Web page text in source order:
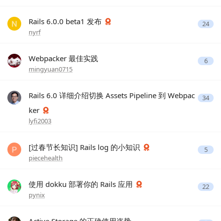
Rails 6.0.0 beta1 发布
nyrf
24
Webpacker 最佳实践
mingyuan0715
6
Rails 6.0 详细介绍切换 Assets Pipeline 到 Webpac
ker
lyfi2003
34
[过春节长知识] Rails log 的小知识
piecehealth
5
使用 dokku 部署你的 Rails 应用
pynix
22